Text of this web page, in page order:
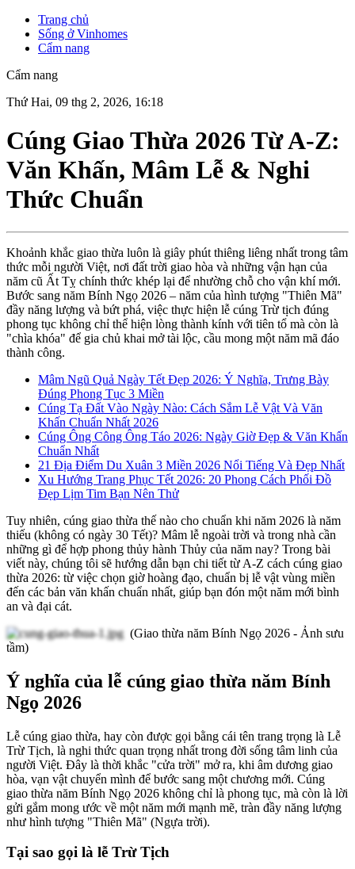
Trang chủ
Sống ở Vinhomes
Cẩm nang
Cẩm nang
Thứ Hai, 09 thg 2, 2026, 16:18
Cúng Giao Thừa 2026 Từ A-Z:
Văn Khấn, Mâm Lễ & Nghi
Thức Chuẩn
Khoảnh khắc giao thừa luôn là giây phút thiêng liêng nhất trong tâm
thức mỗi người Việt, nơi đất trời giao hòa và những vận hạn của
năm cũ Ất Tỵ chính thức khép lại để nhường chỗ cho vận khí mới.
Bước sang năm Bính Ngọ 2026 – năm của hình tượng "Thiên Mã"
đầy năng lượng và bứt phá, việc thực hiện lễ cúng Trừ tịch đúng
phong tục không chỉ thể hiện lòng thành kính với tiên tổ mà còn là
"chìa khóa" để gia chủ khai mở tài lộc, cầu mong một năm mã đáo
thành công.
Mâm Ngũ Quả Ngày Tết Đẹp 2026: Ý Nghĩa, Trưng Bày
Đúng Phong Tục 3 Miền
Cúng Tạ Đất Vào Ngày Nào: Cách Sắm Lễ Vật Và Văn
Khấn Chuẩn Nhất 2026
Cúng Ông Công Ông Táo 2026: Ngày Giờ Đẹp & Văn Khấn
Chuẩn Nhất
21 Địa Điểm Du Xuân 3 Miền 2026 Nổi Tiếng Và Đẹp Nhất
Xu Hướng Trang Phục Tết 2026: 20 Phong Cách Phối Đồ
Đẹp Lịm Tim Bạn Nên Thử
Tuy nhiên, cúng giao thừa thế nào cho chuẩn khi năm 2026 là năm
thiếu (không có ngày 30 Tết)? Mâm lễ ngoài trời và trong nhà cần
những gì để hợp phong thủy hành Thủy của năm nay? Trong bài
viết này, chúng tôi sẽ hướng dẫn bạn chi tiết từ A-Z cách cúng giao
thừa 2026: từ việc chọn giờ hoàng đạo, chuẩn bị lễ vật vùng miền
đến các bản văn khấn chuẩn nhất, giúp bạn đón một năm mới bình
an và đại cát.
(Giao thừa năm Bính Ngọ 2026 - Ảnh sưu
tầm)
Ý nghĩa của lễ cúng giao thừa năm Bính
Ngọ 2026
Lễ cúng giao thừa, hay còn được gọi bằng cái tên trang trọng là Lễ
Trừ Tịch, là nghi thức quan trọng nhất trong đời sống tâm linh của
người Việt. Đây là thời khắc "cửa trời" mở ra, khi âm dương giao
hòa, vạn vật chuyển mình để bước sang một chương mới. Cúng
giao thừa năm Bính Ngọ 2026 không chỉ là phong tục, mà còn là lời
gửi gắm mong ước về một năm mới mạnh mẽ, tràn đầy năng lượng
như hình tượng "Thiên Mã" (Ngựa trời).
Tại sao gọi là lễ Trừ Tịch